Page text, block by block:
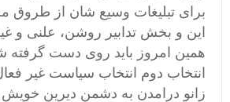
برای تبلیغات وسيع شان از طروق
اين و بخش تدابير روشن، علنی و
همين امروز بايد روی دست گرفته
انتخاب دوم انتخاب سياست غير
زانو درامدن به دشمن ديرين خويش